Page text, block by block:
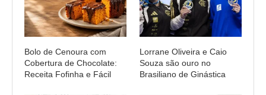
Bolo de Cenoura com
Cobertura de Chocolate:
Receita Fofinha e Fácil
Lorrane Oliveira e Caio
Souza são ouro no
Brasiliano de Ginástica